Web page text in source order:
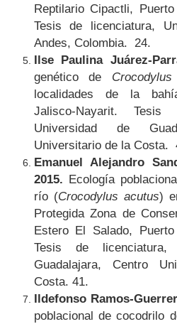
Reptilario Cipactli,
Tesis de licenciatura,
Andes, Colombia. 24.
Ilse Paulina Juárez-
genético de
localidades de la
Jalisco-Nayarit. Tesis
Universidad de
Universitario de la Costa.
Emanuel Alejandro
2015. Ecología
río (Crocodylus acutus)
Protegida Zona de
Estero El Salado,
Tesis de licenciatura,
Guadalajara, Centro
Costa. 41.
Ildefonso Ramos-
poblacional de cocodrilo